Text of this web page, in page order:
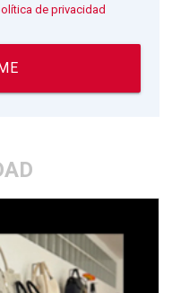
de privacidad